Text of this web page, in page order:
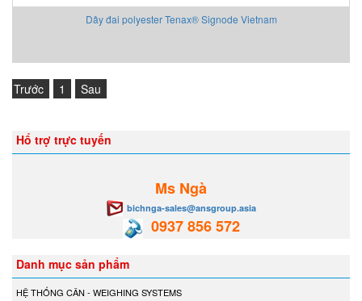
Dây đai polyester Tenax® Signode Vietnam
Trước 1 Sau
Hổ trợ trực tuyến
Ms Ngà
bichnga-sales@ansgroup.asia
0937 856 572
Danh mục sản phẩm
HỆ THỐNG CÂN - WEIGHING SYSTEMS